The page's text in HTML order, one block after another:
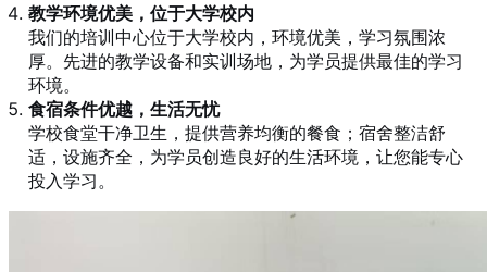
教学环境优美，位于大学校内
我们的培训中心位于大学校内，环境优美，学习氛围浓
厚。先进的教学设备和实训场地，为学员提供最佳的学习
环境。
食宿条件优越，生活无忧
学校食堂干净卫生，提供营养均衡的餐食；宿舍整洁舒
适，设施齐全，为学员创造良好的生活环境，让您能专心
投入学习。